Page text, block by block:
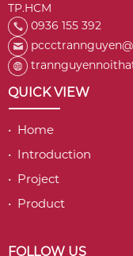
TP.HCM
0936 155 392
QUICK VIEW
• Home
• Introduction
• Project
• Product
FOLLOW US